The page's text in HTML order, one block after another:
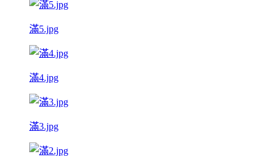
滿5.jpg
滿4.jpg
滿3.jpg